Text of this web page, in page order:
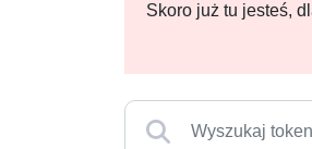
Skoro już tu jesteś,